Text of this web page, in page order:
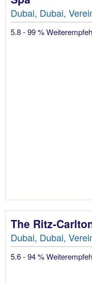
Dubai, Dubai,
5.8 - 99 %
The Ritz-
Dubai, Dubai,
5.6 - 94 %